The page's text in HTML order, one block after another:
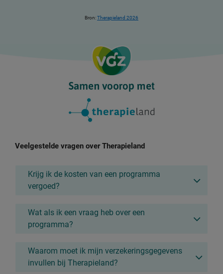
Bron:Therapieland 2026
Veelgestelde vragen over Therapieland
Krijg ik de kosten van een programma
vergoed?
Wat als ik een vraag heb over een
programma?
Waarom moet ik mijn verzekeringsgegevens
invullen bij Therapieland?